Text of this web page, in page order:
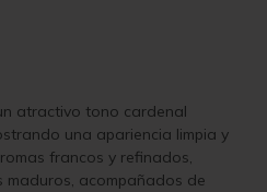
atractivo tono cardenal
una apariencia limpia y
francos y refinados,
acompañados de